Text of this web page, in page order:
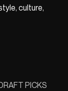
culture,
PICKS